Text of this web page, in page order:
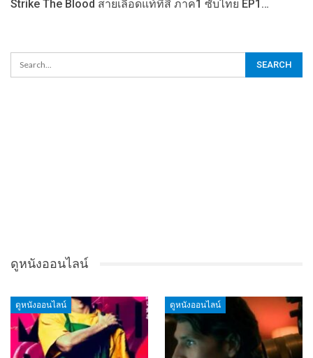
Strike The Blood สายเลือดแท้ที่สี่ ภาค1 ซับไทย EP1…
ดูหนังออนไลน์
ดูหนังออนไลน์ ดูหนังออนไลน์